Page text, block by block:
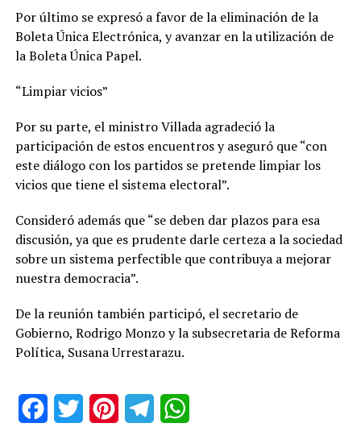
Por último se expresó a favor de la eliminación de la
Boleta Única Electrónica, y avanzar en la utilización de
la Boleta Única Papel.
“Limpiar vicios”
Por su parte, el ministro Villada agradeció la
participación de estos encuentros y aseguró que “con
este diálogo con los partidos se pretende limpiar los
vicios que tiene el sistema electoral”.
Consideró además que “se deben dar plazos para esa
discusión, ya que es prudente darle certeza a la sociedad
sobre un sistema perfectible que contribuya a mejorar
nuestra democracia”.
De la reunión también participó, el secretario de
Gobierno, Rodrigo Monzo y la subsecretaria de Reforma
Política, Susana Urrestarazu.
FacebookTwitter PinterestTelegram